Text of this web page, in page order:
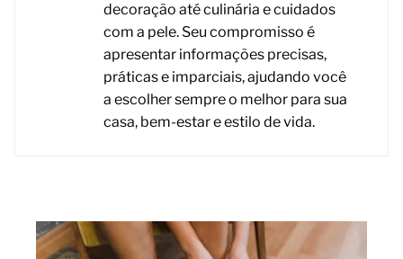
decoração até culinária e cuidados
com a pele. Seu compromisso é
apresentar informações precisas,
práticas e imparciais, ajudando você
a escolher sempre o melhor para sua
casa, bem-estar e estilo de vida.